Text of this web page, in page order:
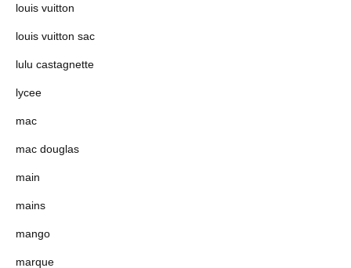
louis vuitton
louis vuitton sac
lulu castagnette
lycee
mac
mac douglas
main
mains
mango
marque